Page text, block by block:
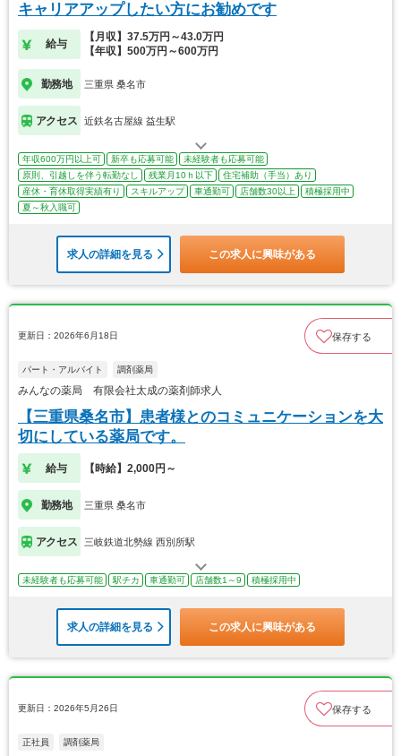
キャリアアップしたい方にお勧めです
給与
【月収】37.5万円～43.0万円
【年収】500万円～600万円
勤務地 三重県 桑名市
アクセス 近鉄名古屋線 益生駅
年収600万円以上可 新卒も応募可能
未経験者も応募可能
原則、引越しを伴う転勤なし
残業月10ｈ以下
住宅補助（手当）あり
産休・育休取得実績有り
スキルアップ 車通勤可 店舗数30以上
積極採用中
夏～秋入職可
求人の詳細を見る この求人に興味がある
更新日：2026年6月18日 保存する
パート・アルバイト 調剤薬局
みんなの薬局 有限会社太成の薬剤師求人
【三重県桑名市】患者様とのコミュニケーションを大
切にしている薬局です。
給与 【時給】2,000円～
勤務地 三重県 桑名市
アクセス 三岐鉄道北勢線 西別所駅
未経験者も応募可能 駅チカ 車通勤可 店舗数1～9 積極採用中
求人の詳細を見る この求人に興味がある
更新日：2026年5月26日 保存する
正社員 調剤薬局